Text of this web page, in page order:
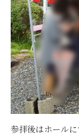
参拝後はホール